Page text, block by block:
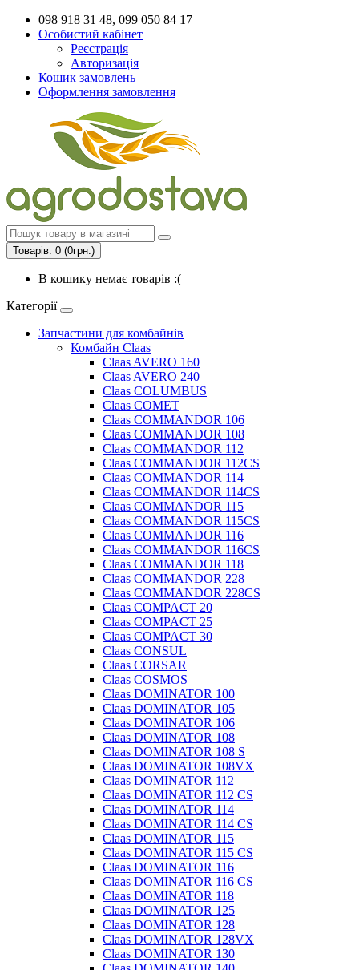
098 918 31 48, 099 050 84 17
Особистий кабінет
Реєстрація
Авторизація
Кошик замовлень
Оформлення замовлення
Товарів: 0 (0грн.)
В кошику немає товарів :(
Категорії
Запчастини для комбайнів
Комбайн Claas
Claas AVERO 160
Claas AVERO 240
Claas COLUMBUS
Claas COMET
Claas COMMANDOR 106
Claas COMMANDOR 108
Claas COMMANDOR 112
Claas COMMANDOR 112CS
Claas COMMANDOR 114
Claas COMMANDOR 114CS
Claas COMMANDOR 115
Claas COMMANDOR 115CS
Claas COMMANDOR 116
Claas COMMANDOR 116CS
Claas COMMANDOR 118
Claas COMMANDOR 228
Claas COMMANDOR 228CS
Claas COMPACT 20
Claas COMPACT 25
Claas COMPACT 30
Claas CONSUL
Claas CORSAR
Claas COSMOS
Claas DOMINATOR 100
Claas DOMINATOR 105
Claas DOMINATOR 106
Claas DOMINATOR 108
Claas DOMINATOR 108 S
Claas DOMINATOR 108VX
Claas DOMINATOR 112
Claas DOMINATOR 112 CS
Claas DOMINATOR 114
Claas DOMINATOR 114 CS
Claas DOMINATOR 115
Claas DOMINATOR 115 CS
Claas DOMINATOR 116
Claas DOMINATOR 116 CS
Claas DOMINATOR 118
Claas DOMINATOR 125
Claas DOMINATOR 128
Claas DOMINATOR 128VX
Claas DOMINATOR 130